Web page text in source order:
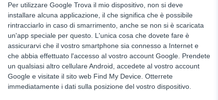
Per utilizzare Google Trova il mio dispositivo, non si deve
installare alcuna applicazione, il che significa che è possibile
rintracciarlo in caso di smarrimento, anche se non si è scaricata
un'app speciale per questo. L'unica cosa che dovete fare è
assicurarvi che il vostro smartphone sia connesso a Internet e
che abbia effettuato l'accesso al vostro account Google. Prendete
un qualsiasi altro cellulare Android, accedete al vostro account
Google e visitate il sito web Find My Device. Otterrete
immediatamente i dati sulla posizione del vostro dispositivo.